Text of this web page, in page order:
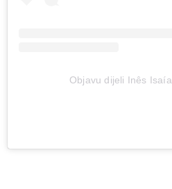
Objavu dijeli Inês